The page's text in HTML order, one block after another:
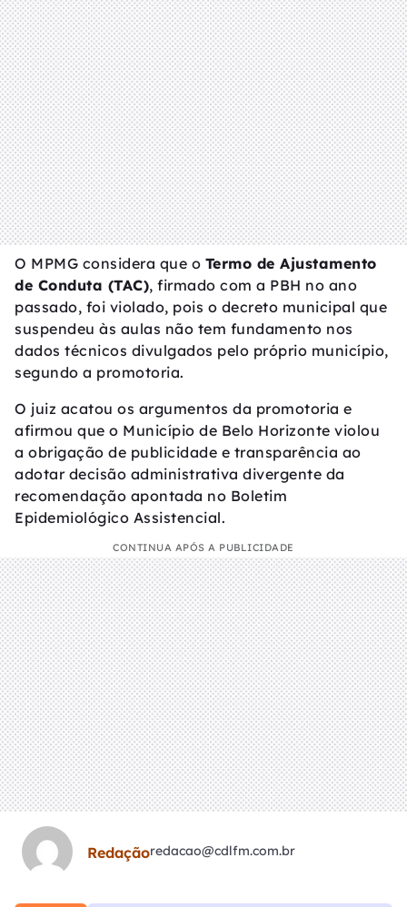
O MPMG considera que o Termo de Ajustamento
de Conduta (TAC), firmado com a PBH no ano
passado, foi violado, pois o decreto municipal que
suspendeu às aulas não tem fundamento nos
dados técnicos divulgados pelo próprio município,
segundo a promotoria.
O juiz acatou os argumentos da promotoria e
afirmou que o Município de Belo Horizonte violou
a obrigação de publicidade e transparência ao
adotar decisão administrativa divergente da
recomendação apontada no Boletim
Epidemiológico Assistencial.
CONTINUA APÓS A PUBLICIDADE
Redaçãoredacao@cdlfm.com.br